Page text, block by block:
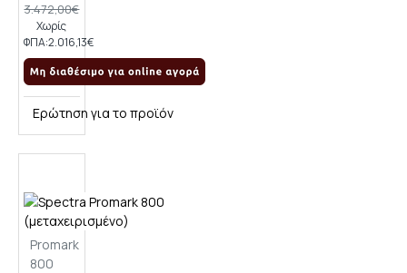
3.472,00€
Χωρίς
ΦΠΑ:2.016,13€
Ερώτηση για το προϊόν
Promark
800